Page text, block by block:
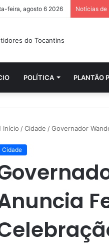
feira, agosto 6 2026 Notícias de
POLÍTICA PLANTÃO
Início /Cidade /Governador
Cidade